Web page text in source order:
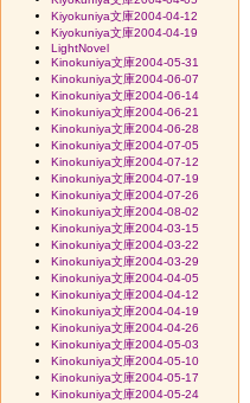
Kiyokuniya文庫2004-04-12
Kiyokuniya文庫2004-04-19
LightNovel
Kinokuniya文庫2004-05-31
Kinokuniya文庫2004-06-07
Kinokuniya文庫2004-06-14
Kinokuniya文庫2004-06-21
Kinokuniya文庫2004-06-28
Kinokuniya文庫2004-07-05
Kinokuniya文庫2004-07-12
Kinokuniya文庫2004-07-19
Kinokuniya文庫2004-07-26
Kinokuniya文庫2004-08-02
Kinokuniya文庫2004-03-15
Kinokuniya文庫2004-03-22
Kinokuniya文庫2004-03-29
Kinokuniya文庫2004-04-05
Kinokuniya文庫2004-04-12
Kinokuniya文庫2004-04-19
Kinokuniya文庫2004-04-26
Kinokuniya文庫2004-05-03
Kinokuniya文庫2004-05-10
Kinokuniya文庫2004-05-17
Kinokuniya文庫2004-05-24